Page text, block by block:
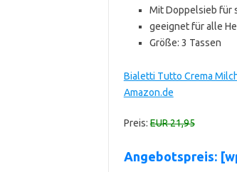
Mit Doppelsieb für
geeignet für alle
Größe: 3 Tassen
Bialetti Tutto Crema
Amazon.de
Preis:EUR 21,95
Angebotspreis: